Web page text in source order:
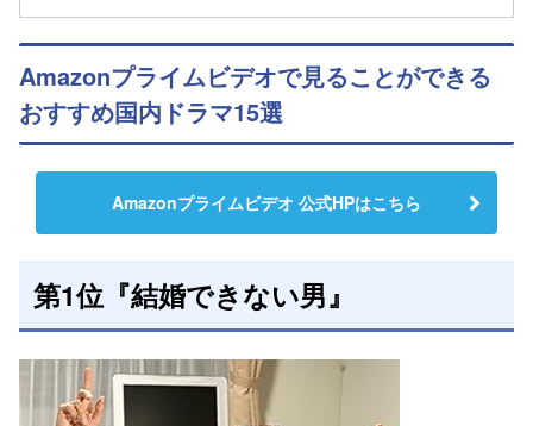
Amazonプライムビデオで見ることができる
おすすめ国内ドラマ15選
Amazonプライムビデオ 公式HPはこちら
第1位『結婚できない男』